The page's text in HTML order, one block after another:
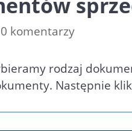
0 komentarzy
rodzaj
Następnie